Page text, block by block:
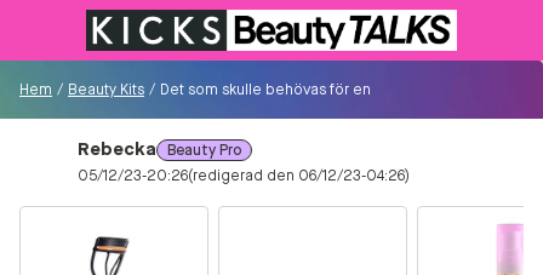
Till KICKS.se
Besökare
Hem / Beauty Kits / Det som skulle behövas för en bra start på en festlig
Rebecka
Beauty Pro
05/12/23-20:26(redigerad den 06/12/23-04:26)